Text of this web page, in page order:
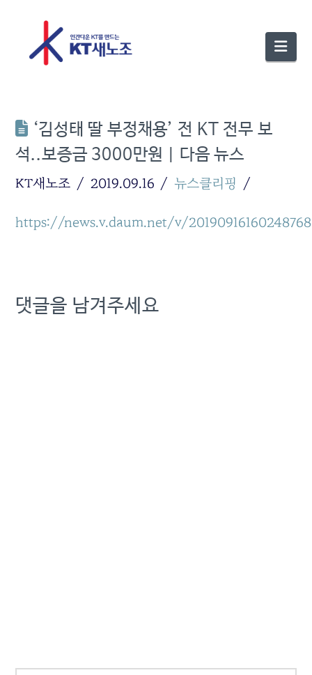
‘김성태 딸 부정채용’ 전 KT 전무 보
석..보증금 3000만원 | 다음 뉴스
KT새노조 2019.09.16 뉴스클리핑
https://news.v.daum.net/v/20190916160248768
댓글을 남겨주세요